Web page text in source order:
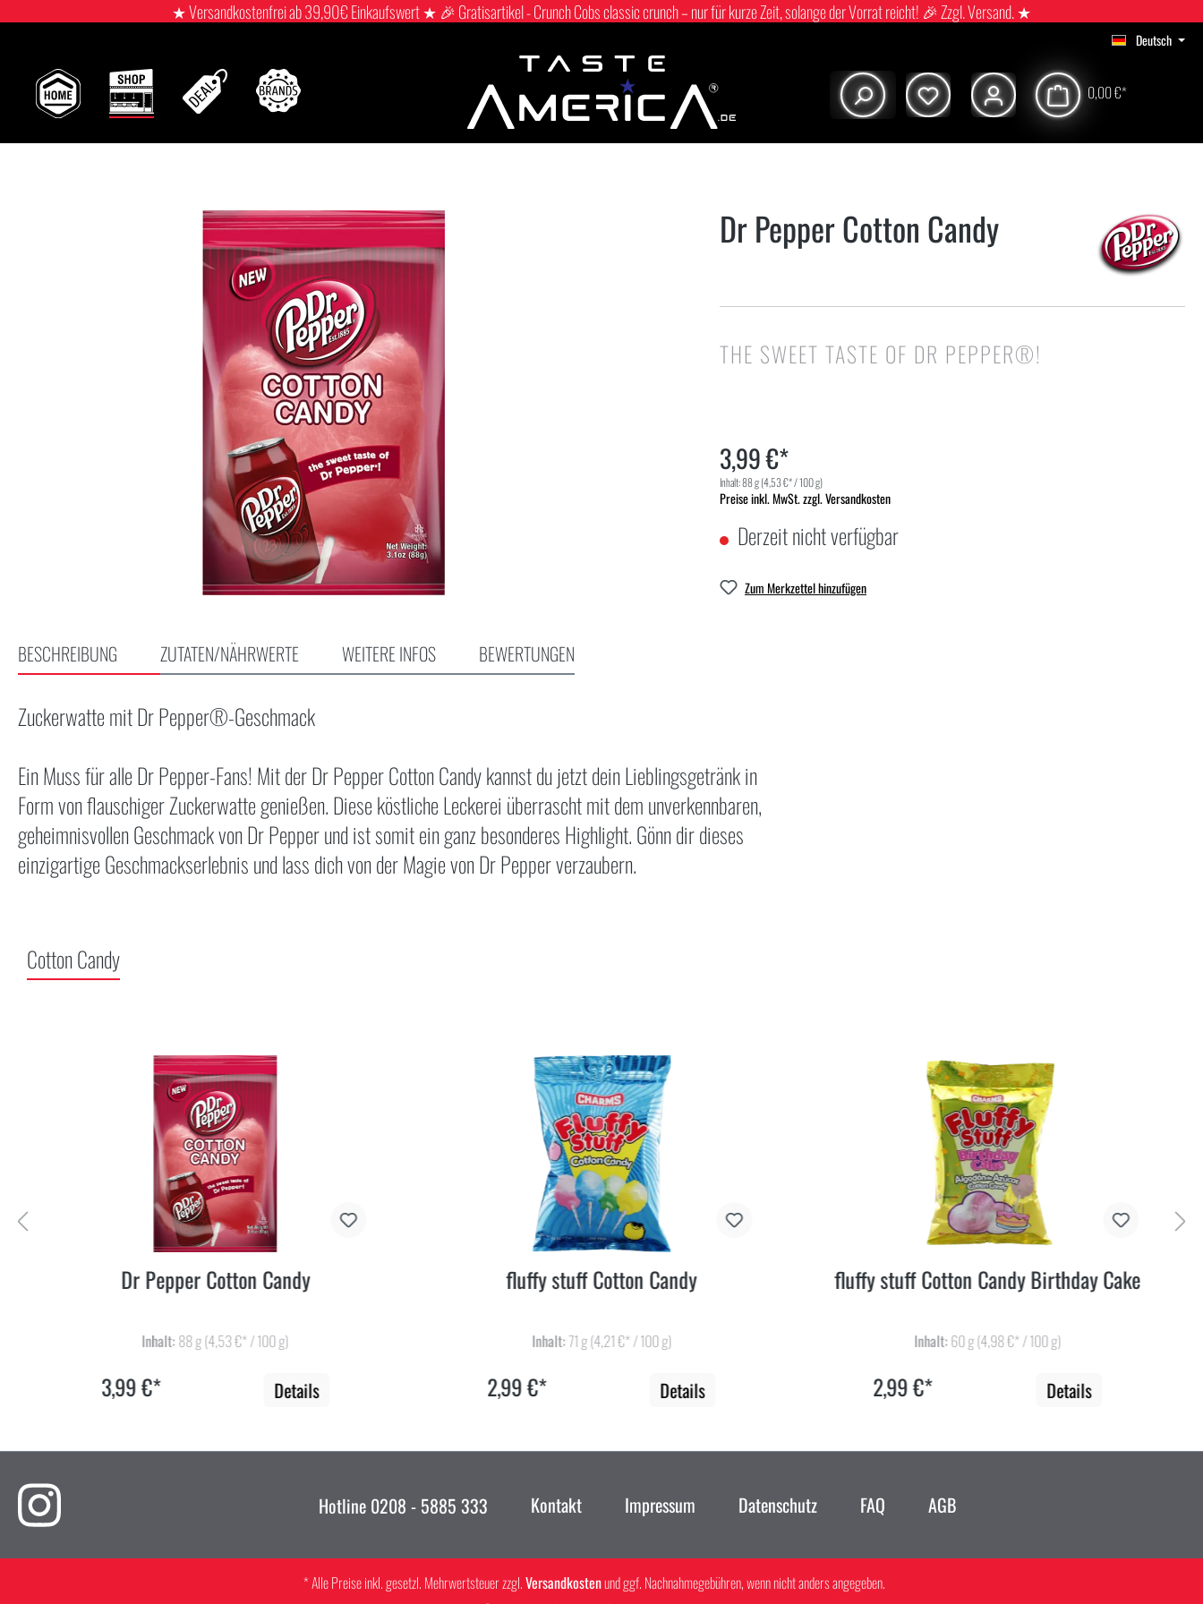
★ Versandkostenfrei ab 39,90€ Einkaufswert ★ 🎉 Gratisartikel - Crunch Cobs classic crunch – nur für kurze Zeit, solange der Vorrat reicht! 🎉 Zzgl. Versand. ★
Deutsch
0,00 €*
Dr Pepper Cotton Candy
THE SWEET TASTE OF DR PEPPER®!
3,99 €*
Inhalt:88 g(4,53 €* / 100 g)
Preise inkl. MwSt. zzgl. Versandkosten
Derzeit nicht verfügbar
Zum Merkzettel hinzufügen
BESCHREIBUNG ZUTATEN/NÄHRWERTE WEITERE INFOS BEWERTUNGEN
Zuckerwatte mit Dr Pepper®-Geschmack
Ein Muss für alle Dr Pepper-Fans! Mit der Dr Pepper Cotton Candy kannst du jetzt dein Lieblingsgetränk in
Form von flauschiger Zuckerwatte genießen. Diese köstliche Leckerei überrascht mit dem unverkennbaren,
geheimnisvollen Geschmack von Dr Pepper und ist somit ein ganz besonderes Highlight. Gönn dir dieses
einzigartige Geschmackserlebnis und lass dich von der Magie von Dr Pepper verzaubern.
Cotton Candy
Dr Pepper Cotton Candy
Inhalt:88 g(4,53 €* / 100 g)
3,99 €* Details
fluffy stuff Cotton Candy
Inhalt:71 g(4,21 €* / 100 g)
2,99 €* Details
fluffy stuff Cotton Candy Birthday Cake
Inhalt:60 g(4,98 €* / 100 g)
2,99 €* Details
Hotline 0208 - 5885 333 Kontakt Impressum Datenschutz FAQ AGB
* Alle Preise inkl. gesetzl. Mehrwertsteuer zzgl.Versandkostenund ggf. Nachnahmegebühren, wenn nicht anders angegeben.